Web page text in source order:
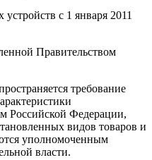
с 1 января 2011
Правительством
требование
Российской Федерации,
видов товаров и
уполномоченным
власти.